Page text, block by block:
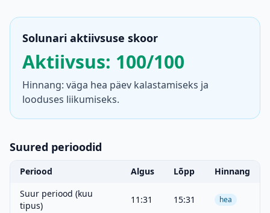
Solunari aktiivsuse skoor
Aktiivsus: 100/100
Hinnang: väga hea päev kalastamiseks ja
looduses liikumiseks.
Suured perioodid
Periood Algus Lõpp
Hinnang
Suur periood (kuu
tipus)
11:31 15:31 hea